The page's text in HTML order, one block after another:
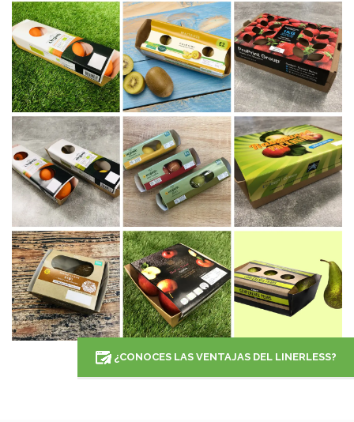
¿CONOCES LAS VENTAJAS DEL LINERLESS?